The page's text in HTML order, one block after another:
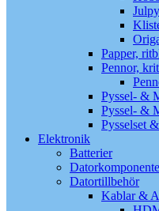
Papper,
Pennor,
Pyssel- &
Pyssel- &
Pysselset
Elektronik
Batterier
Datortillbehör
Kablar &